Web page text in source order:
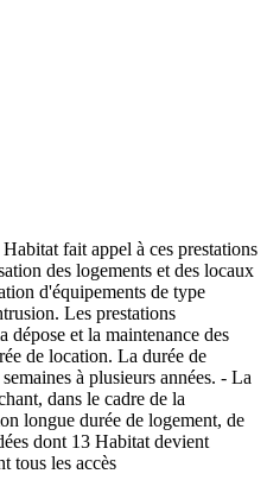
fait appel à ces prestations
des logements et des locaux
d'équipements de type
Les prestations
dépose et la maintenance des
de location. La durée de
à plusieurs années. - La
dans le cadre de la
longue durée de logement, de
dont 13 Habitat devient
tous les accès